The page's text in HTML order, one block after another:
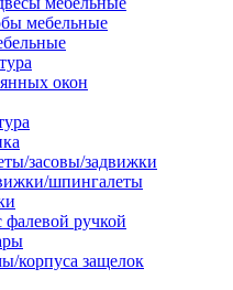
мебельные
окон
засовы/задвижки
шпингалеты
фалевой ручкой
корпуса защелок